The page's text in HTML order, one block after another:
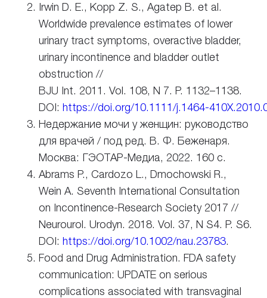
Irwin D. E., Kopp Z. S., Agatep B. et al.
Worldwide prevalence estimates of lower
urinary tract symptoms, overactive bladder,
urinary incontinence and bladder outlet
obstruction //
BJU Int. 2011. Vol. 108, N 7. P. 1132–1138.
DOI: https://doi.org/10.1111/j.1464-
Недержание мочи у женщин: руководство
для врачей / под ред. В. Ф. Беженаря.
Москва: ГЭОТАР-Медиа, 2022. 160 с.
Abrams P., Cardozo L., Dmochowski R.,
Wein A. Seventh International Consultation
on Incontinence-Research Society 2017 //
Neurourol. Urodyn. 2018. Vol. 37, N S4. P. S6.
DOI: https://doi.org/10.1002/nau.23783.
Food and Drug Administration. FDA safety
communication: UPDATE on serious
complications associated with transvaginal